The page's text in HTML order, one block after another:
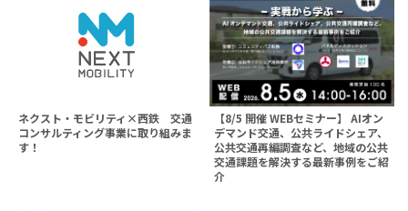
ネクスト・モビリティ×西鉄 交通
コンサルティング事業に取り組みま
す！
【8/5 開催 WEBセミナー】 AIオン
デマンド交通、公共ライドシェア、
公共交通再編調査など、地域の公共
交通課題を解決する最新事例をご紹
介